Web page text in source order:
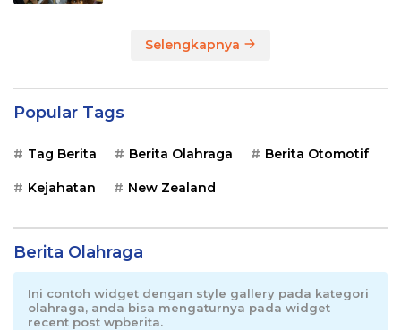
Selengkapnya
Popular Tags
Tag Berita Berita Olahraga Berita Otomotif
Kejahatan New Zealand
Berita Olahraga
Ini contoh widget dengan style gallery pada kategori
olahraga, anda bisa mengaturnya pada widget
recent post wpberita.